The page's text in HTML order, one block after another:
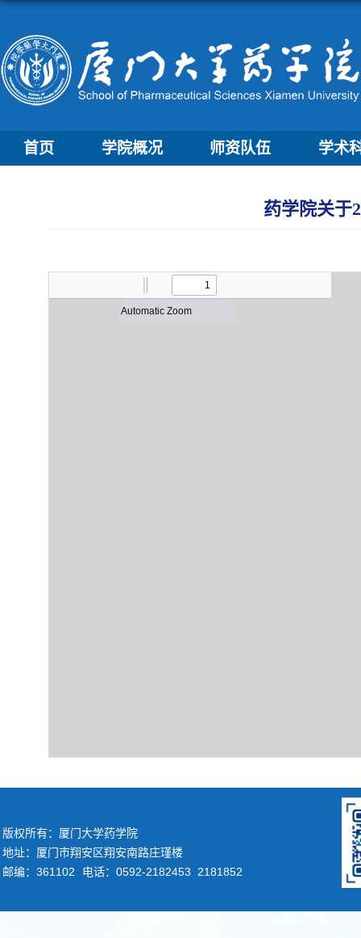
首页 学院概况 师资队伍 学术
药学院关于
版权所有：厦门大学药学院
地址：厦门市翔安区翔安南路庄瑾楼
邮编：361102
电话：0592-2182453 2181852